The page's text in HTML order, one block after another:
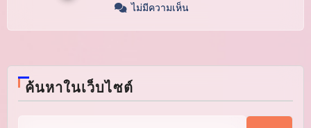
ไม่มีความเห็น
ค้นหาในเว็บไซต์